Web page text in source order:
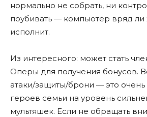
нормально не собрать, ни
поубивать — компьютер вряд
исполнит.
Из интересного: может стать
Оперы для получения бонусов.
атаки/защиты/брони — это
героев семьи на уровень
мультяшек. Если не обращать